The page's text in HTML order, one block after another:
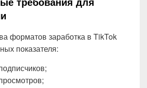
форматов заработка в TikTok
показателя: